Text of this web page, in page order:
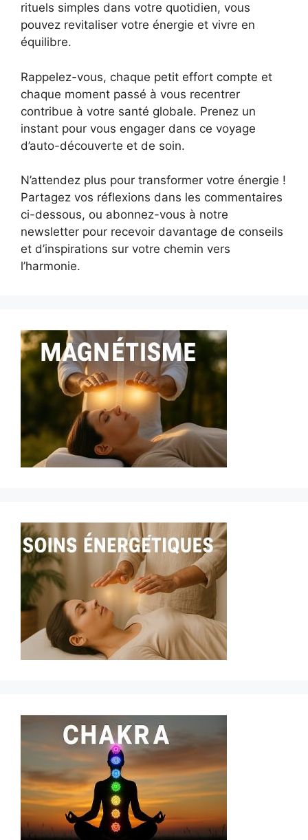
rituels simples dans votre quotidien, vous
pouvez revitaliser votre énergie et vivre en
équilibre.
Rappelez-vous, chaque petit effort compte et
chaque moment passé à vous recentrer
contribue à votre santé globale. Prenez un
instant pour vous engager dans ce voyage
d’auto-découverte et de soin.
N’attendez plus pour transformer votre énergie !
Partagez vos réflexions dans les commentaires
ci-dessous, ou abonnez-vous à notre
newsletter pour recevoir davantage de conseils
et d’inspirations sur votre chemin vers
l’harmonie.